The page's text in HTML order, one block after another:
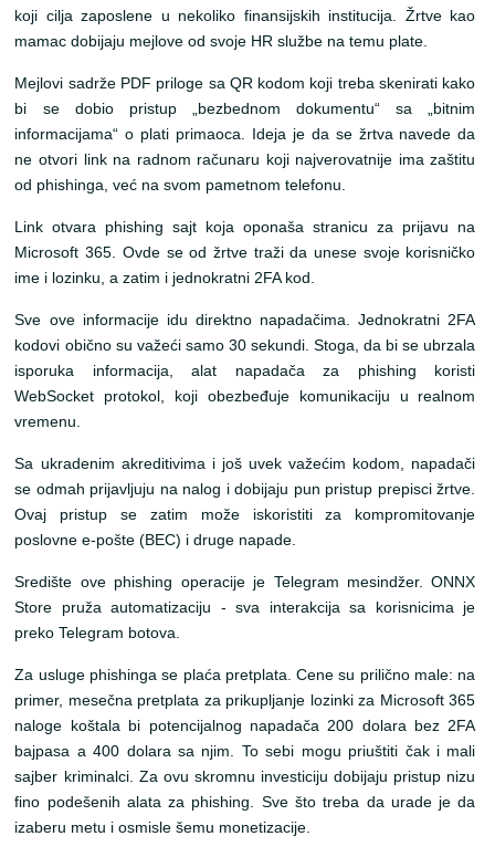
koji cilja zaposlene u nekoliko finansijskih institucija. Žrtve kao
mamac dobijaju mejlove od svoje HR službe na temu plate.
Mejlovi sadrže PDF priloge sa QR kodom koji treba skenirati kako
bi se dobio pristup „bezbednom dokumentu“ sa „bitnim
informacijama“ o plati primaoca. Ideja je da se žrtva navede da
ne otvori link na radnom računaru koji najverovatnije ima zaštitu
od phishinga, već na svom pametnom telefonu.
Link otvara phishing sajt koja oponaša stranicu za prijavu na
Microsoft 365. Ovde se od žrtve traži da unese svoje korisničko
ime i lozinku, a zatim i jednokratni 2FA kod.
Sve ove informacije idu direktno napadačima. Jednokratni 2FA
kodovi obično su važeći samo 30 sekundi. Stoga, da bi se ubrzala
isporuka informacija, alat napadača za phishing koristi
WebSocket protokol, koji obezbeđuje komunikaciju u realnom
vremenu.
Sa ukradenim akreditivima i još uvek važećim kodom, napadači
se odmah prijavljuju na nalog i dobijaju pun pristup prepisci žrtve.
Ovaj pristup se zatim može iskoristiti za kompromitovanje
poslovne e-pošte (BEC) i druge napade.
Središte ove phishing operacije je Telegram mesindžer. ONNX
Store pruža automatizaciju - sva interakcija sa korisnicima je
preko Telegram botova.
Za usluge phishinga se plaća pretplata. Cene su prilično male: na
primer, mesečna pretplata za prikupljanje lozinki za Microsoft 365
naloge koštala bi potencijalnog napadača 200 dolara bez 2FA
bajpasa a 400 dolara sa njim. To sebi mogu priuštiti čak i mali
sajber kriminalci. Za ovu skromnu investiciju dobijaju pristup nizu
fino podešenih alata za phishing. Sve što treba da urade je da
izaberu metu i osmisle šemu monetizacije.